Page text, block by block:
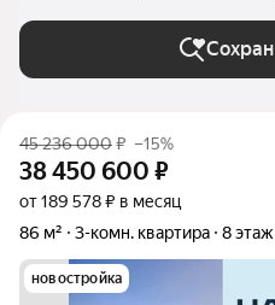
округ) в Москве и МО
45 236 000₽ –15%
38 450 600 ₽
от 189 578 ₽ в месяц
86 м²
3-комн. квартира 8 этаж
новостройка